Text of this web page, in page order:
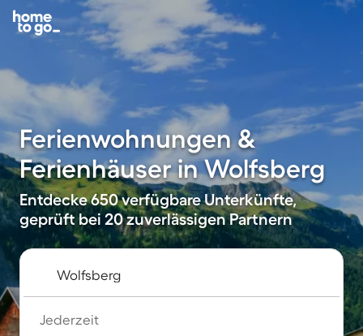
Ferienwohnungen &
Ferienhäuser in Wolfsberg
Entdecke 650 verfügbare Unterkünfte,
geprüft bei 20 zuverlässigen Partnern
Jederzeit